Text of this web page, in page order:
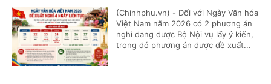
(Chinhphu.vn) - Đối với Ngày Văn hóa
Việt Nam năm 2026 có 2 phương án
nghỉ đang được Bộ Nội vụ lấy ý kiến,
trong đó phương án được đề xuất...